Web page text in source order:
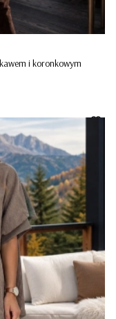
i koronkowym